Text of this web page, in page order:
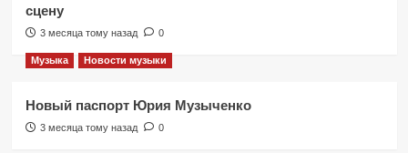
сцену
3 месяца тому назад 0
Музыка Новости музыки
Новый паспорт Юрия Музыченко
3 месяца тому назад 0